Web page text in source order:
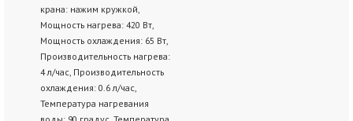
крана: нажим кружкой,
Мощность нагрева: 420 Вт,
Мощность охлаждения: 65 Вт,
Производительность нагрева:
4 л/час, Производительность
охлаждения: 0.6 л/час,
Температура нагревания